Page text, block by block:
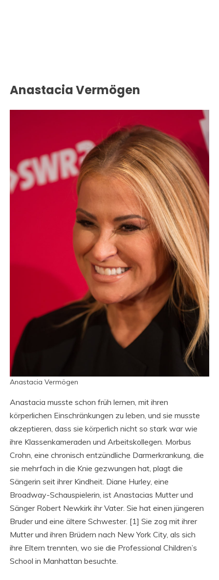
Anastacia Vermögen
Anastacia Vermögen
Anastacia musste schon früh lernen, mit ihren
körperlichen Einschränkungen zu leben, und sie musste
akzeptieren, dass sie körperlich nicht so stark war wie
ihre Klassenkameraden und Arbeitskollegen. Morbus
Crohn, eine chronisch entzündliche Darmerkrankung, die
sie mehrfach in die Knie gezwungen hat, plagt die
Sängerin seit ihrer Kindheit. Diane Hurley, eine
Broadway-Schauspielerin, ist Anastacias Mutter und
Sänger Robert Newkirk ihr Vater. Sie hat einen jüngeren
Bruder und eine ältere Schwester. [1] Sie zog mit ihrer
Mutter und ihren Brüdern nach New York City, als sich
ihre Eltern trennten, wo sie die Professional Children’s
School in Manhattan besuchte.